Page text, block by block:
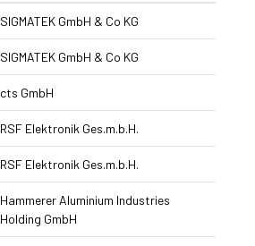
SIGMATEK GmbH & Co KG
SIGMATEK GmbH & Co KG
cts GmbH
RSF Elektronik Ges.m.b.H.
RSF Elektronik Ges.m.b.H.
Hammerer Aluminium Industries
Holding GmbH